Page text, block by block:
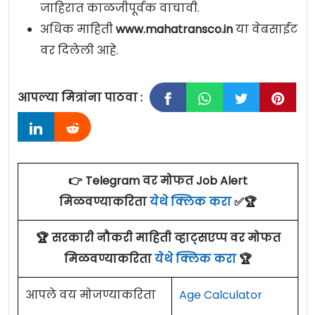
जाहिरात काळजीपूर्वक वाचावी.
अधिक माहितीwww.mahatransco.inया वेबसाईट
वर दिलेली आहे.
आपल्या मित्रांना पाठवा :
👉 Telegram वर मोफत Job Alert
मिळवण्याकरितायेथे क्लिक करा✅🏆
🏆 सरकारी नौकरी माहिती व्हाट्सएप्प वर मोफत
मिळवण्याकरितायेथे क्लिक करा🏆
आपले वय मोजण्याकरिता Age Calculator